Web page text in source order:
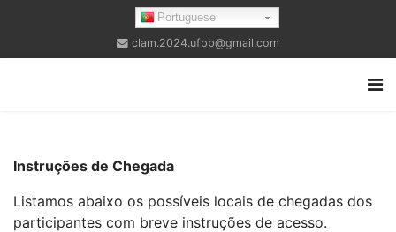
Portuguese
clam.2024.ufpb@gmail.com
Instruções de Chegada
Listamos abaixo os possíveis locais de chegadas dos
participantes com breve instruções de acesso.